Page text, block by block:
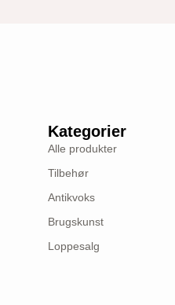
Kategorier
Alle produkter
Tilbehør
Antikvoks
Brugskunst
Loppesalg